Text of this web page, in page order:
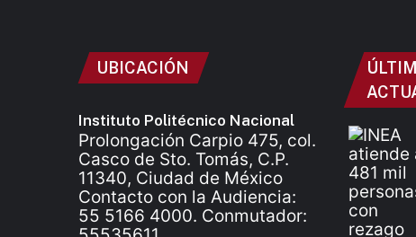
UBICACIÓN
Instituto Politécnico Nacional
Prolongación Carpio 475, col.
Casco de Sto. Tomás, C.P.
11340, Ciudad de México
Contacto con la Audiencia:
55 5166 4000. Conmutador: